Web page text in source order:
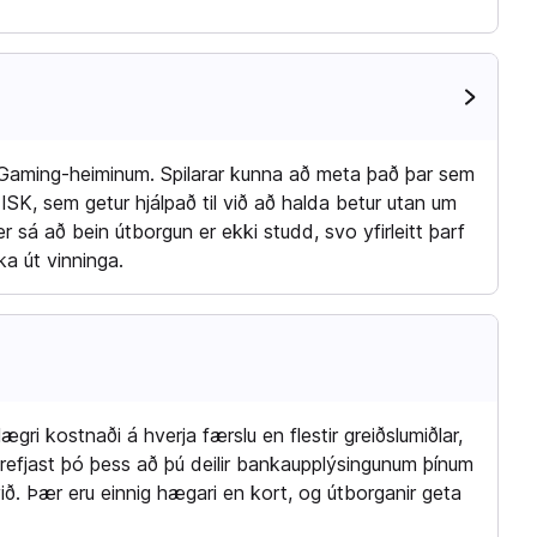
heiminum. Spilarar kunna að meta það þar sem
sem getur hjálpað til við að halda betur utan um
sá að bein útborgun er ekki studd, svo yfirleitt þarf
út vinninga.
kostnaði á hverja færslu en flestir greiðslumiðlar,
þó þess að þú deilir bankaupplýsingunum þínum
Þær eru einnig hægari en kort, og útborganir geta